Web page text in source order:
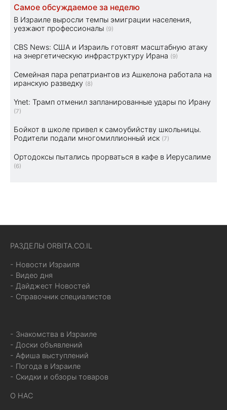
Самое обсуждаемое за неделю
В Израиле выросли темпы эмиграции населения,
уезжают профессионалы (9)
CBS News: США и Израиль готовят масштабную атаку
на энергетическую инфраструктуру Ирана (9)
Семейная пара репатриантов из Ашкелона работала на
иранскую разведку (8)
Ynet: Трамп отменил запланированные удары по Ирану
(7)
Бойкот в школе привел к самоубийству школьницы.
Родители подали многомиллионный иск (7)
Ортодоксы пытались прорваться в кафе в Иерусалиме
(6)
РАЗДЕЛЫ ORBITA.CO.IL
- Новости Израиля
- Видео дня
- Дайджест Новостей
- Справочник специалистов
- Знакомства в Израиле
- Доски объявлений
- Афиша выступлений
- Погода в Израиле
- Скидки и обзоры товаров
О НАС